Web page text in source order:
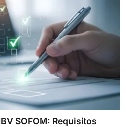
SOFOM: Requisitos